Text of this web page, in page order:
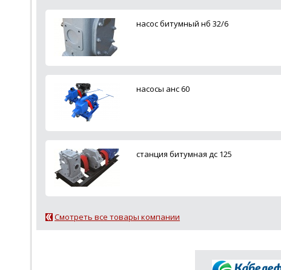
насос битумный нб 32/6
насосы анс 60
станция битумная дс 125
Смотреть все товары компании